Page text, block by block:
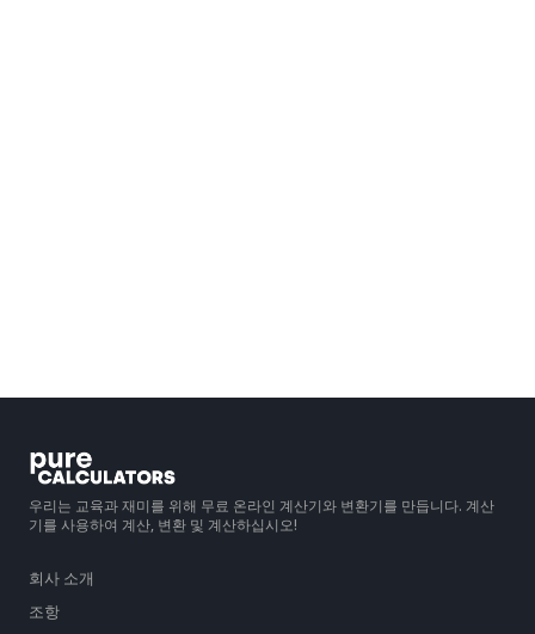
우리는 교육과 재미를 위해 무료 온라인 계산기와 변환기를 만듭니다. 계산
기를 사용하여 계산, 변환 및 계산하십시오!
회사 소개
조항